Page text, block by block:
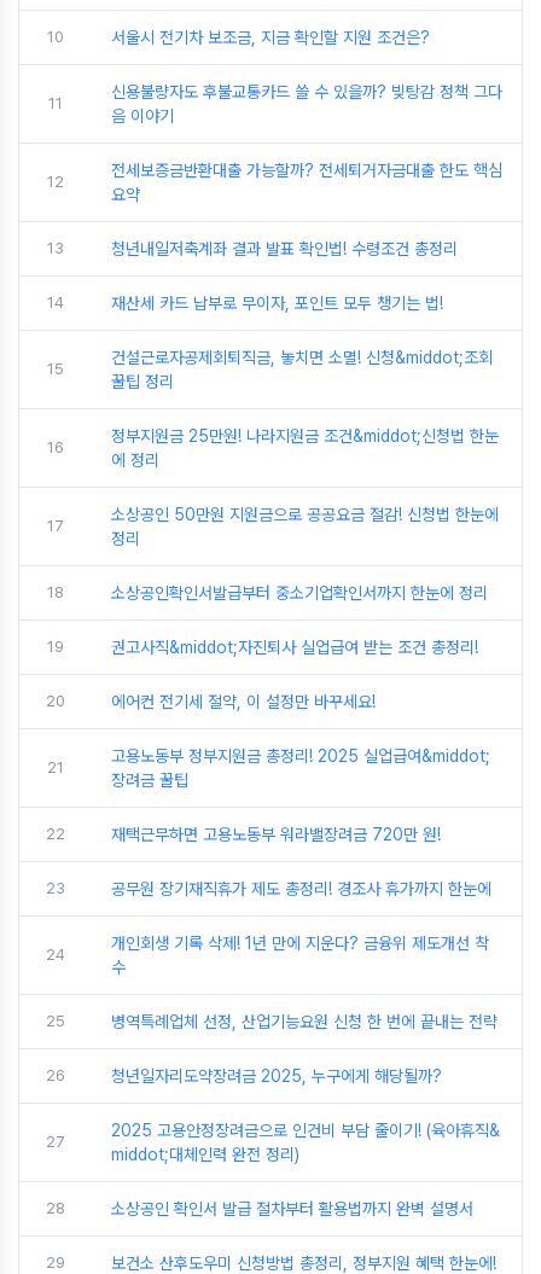
10 서울시 전기차 보조금, 지금 확인할 지원 조건은?
11
신용불량자도 후불교통카드 쓸 수 있을까? 빚탕감 정책 그다
음 이야기
12
전세보증금반환대출 가능할까? 전세퇴거자금대출 한도 핵심
요약
13 청년내일저축계좌 결과 발표 확인법! 수령조건 총정리
14 재산세 카드 납부로 무이자, 포인트 모두 챙기는 법!
15
건설근로자공제회퇴직금, 놓치면 소멸! 신청&middot;조회
꿀팁 정리
16
정부지원금 25만원! 나라지원금 조건&middot;신청법 한눈
에 정리
17
소상공인 50만원 지원금으로 공공요금 절감! 신청법 한눈에
정리
18 소상공인확인서발급부터 중소기업확인서까지 한눈에 정리
19 권고사직&middot;자진퇴사 실업급여 받는 조건 총정리!
20 에어컨 전기세 절약, 이 설정만 바꾸세요!
21
고용노동부 정부지원금 총정리! 2025 실업급여&middot;
장려금 꿀팁
22 재택근무하면 고용노동부 워라밸장려금 720만 원!
23 공무원 장기재직휴가 제도 총정리! 경조사 휴가까지 한눈에
24
개인회생 기록 삭제! 1년 만에 지운다? 금융위 제도개선 착
수
25 병역특례업체 선정, 산업기능요원 신청 한 번에 끝내는 전략
26 청년일자리도약장려금 2025, 누구에게 해당될까?
27
2025 고용안정장려금으로 인건비 부담 줄이기! (육아휴직&
middot;대체인력 완전 정리)
28 소상공인 확인서 발급 절차부터 활용법까지 완벽 설명서
29 보건소 산후도우미 신청방법 총정리, 정부지원 혜택 한눈에!